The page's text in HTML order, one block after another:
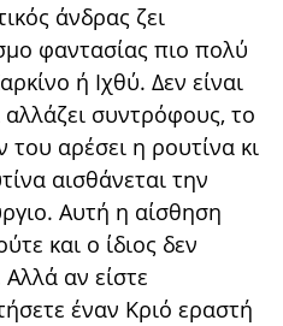
άνδρας ζει
φαντασίας πιο πολύ
ή Ιχθύ. Δεν είναι
συντρόφους, το
του αρέσει η ρουτίνα κι
αισθάνεται την
Αυτή η αίσθηση
και ο ίδιος δεν
αν είστε
έναν Κριό εραστή